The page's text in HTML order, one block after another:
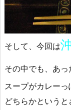
そして、今回は
その中でも、あっ
スープがカレーっ
どちらかという